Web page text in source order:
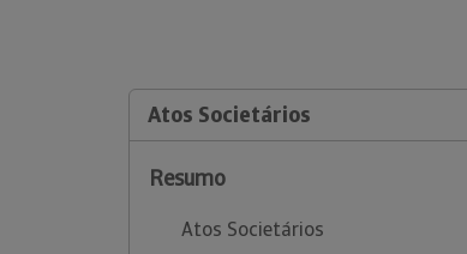
Atos Societários
Resumo
Atos Societários